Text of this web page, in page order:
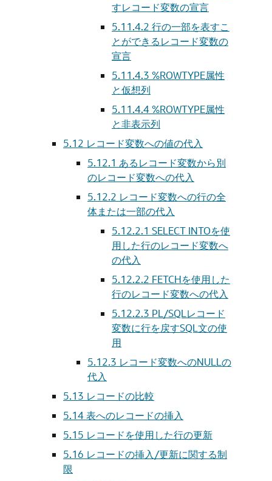
すレコード変数の宣言
5.11.4.2 行の一部を表すこ
とができるレコード変数の
宣言
5.11.4.3 %ROWTYPE属性
と仮想列
5.11.4.4%ROWTYPE属性
と非表示列
5.12 レコード変数への値の代入
5.12.1 あるレコード変数から別
のレコード変数への代入
5.12.2 レコード変数への行の全
体または一部の代入
5.12.2.1 SELECT INTOを使
用した行のレコード変数へ
の代入
5.12.2.2 FETCHを使用した
行のレコード変数への代入
5.12.2.3 PL/SQLレコード
変数に行を戻すSQL文の使
用
5.12.3 レコード変数へのNULLの
代入
5.13 レコードの比較
5.14表へのレコードの挿入
5.15 レコードを使用した行の更新
5.16 レコードの挿入/更新に関する制
限